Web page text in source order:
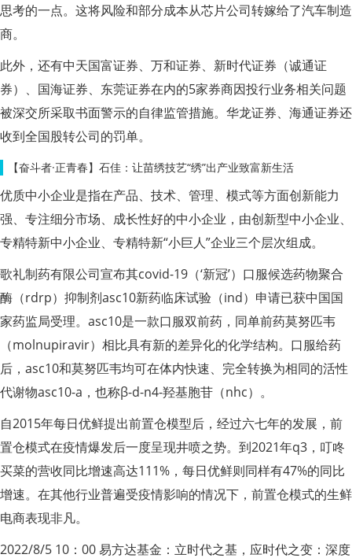
思考的一点。这将风险和部分成本从芯片公司转嫁给了汽车制造
商。
此外，还有中天国富证券、万和证券、新时代证券（诚通证
券）、国海证券、东莞证券在内的5家券商因投行业务相关问题
被深交所采取书面警示的自律监管措施。华龙证券、海通证券还
收到全国股转公司的罚单。
【奋斗者·正青春】石佳：让苗绣技艺“绣”出产业致富新生活
优质中小企业是指在产品、技术、管理、模式等方面创新能力
强、专注细分市场、成长性好的中小企业，由创新型中小企业、
专精特新中小企业、专精特新“小巨人”企业三个层次组成。
歌礼制药有限公司宣布其covid-19（‘新冠’）口服候选药物聚合
酶（rdrp）抑制剂asc10新药临床试验（ind）申请已获中国国
家药监局受理。asc10是一款口服双前药，同单前药莫努匹韦
（molnupiravir）相比具有新的差异化的化学结构。口服给药
后，asc10和莫努匹韦均可在体内快速、完全转换为相同的活性
代谢物asc10-a，也称β-d-n4-羟基胞苷（nhc）。
自2015年每日优鲜提出前置仓模型后，经过六七年的发展，前
置仓模式在疫情爆发后一度呈现井喷之势。到2021年q3，叮咚
买菜的营收同比增速高达111%，每日优鲜则同样有47%的同比
增速。在其他行业普遍受疫情影响的情况下，前置仓模式的生鲜
电商表现非凡。
2022/8/5 10：00 易方达基金：立时代之基，应时代之变：深度